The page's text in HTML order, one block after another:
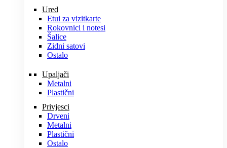
Ured
Etui za vizitkarte
Rokovnici i notesi
Šalice
Zidni satovi
Ostalo
Upaljači
Metalni
Plastični
Privjesci
Drveni
Metalni
Plastični
Ostalo